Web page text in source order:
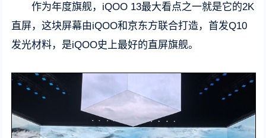
作为年度旗舰，iQOO 13最大看点之一就是它的2K
直屏，这块屏幕由iQOO和京东方联合打造，首发Q10
发光材料，是iQOO史上最好的直屏旗舰。